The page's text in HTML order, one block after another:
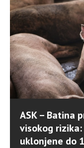
ASK – Batina
visokog
uklonjene do